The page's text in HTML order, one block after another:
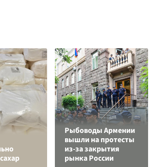
Рыбоводы Армении
вышли на протесты
из-за закрытия
рынка России